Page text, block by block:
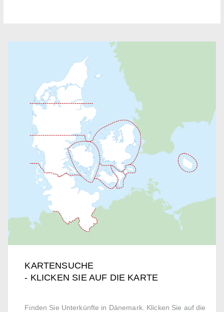
KARTENSUCHE
- KLICKEN SIE AUF DIE KARTE
Finden Sie Unterkünfte in Dänemark. Klicken Sie auf die